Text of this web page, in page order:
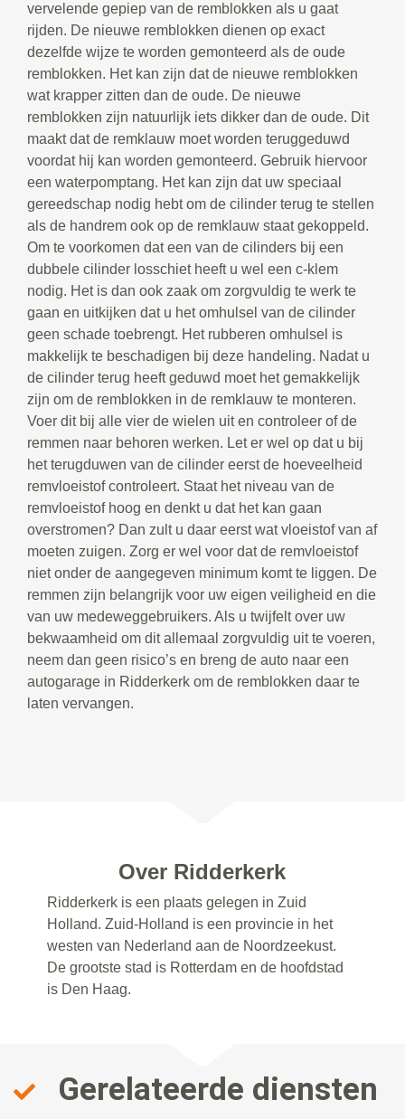
vervelende gepiep van de remblokken als u gaat
rijden. De nieuwe remblokken dienen op exact
dezelfde wijze te worden gemonteerd als de oude
remblokken. Het kan zijn dat de nieuwe remblokken
wat krapper zitten dan de oude. De nieuwe
remblokken zijn natuurlijk iets dikker dan de oude. Dit
maakt dat de remklauw moet worden teruggeduwd
voordat hij kan worden gemonteerd. Gebruik hiervoor
een waterpomptang. Het kan zijn dat uw speciaal
gereedschap nodig hebt om de cilinder terug te stellen
als de handrem ook op de remklauw staat gekoppeld.
Om te voorkomen dat een van de cilinders bij een
dubbele cilinder losschiet heeft u wel een c-klem
nodig. Het is dan ook zaak om zorgvuldig te werk te
gaan en uitkijken dat u het omhulsel van de cilinder
geen schade toebrengt. Het rubberen omhulsel is
makkelijk te beschadigen bij deze handeling. Nadat u
de cilinder terug heeft geduwd moet het gemakkelijk
zijn om de remblokken in de remklauw te monteren.
Voer dit bij alle vier de wielen uit en controleer of de
remmen naar behoren werken. Let er wel op dat u bij
het terugduwen van de cilinder eerst de hoeveelheid
remvloeistof controleert. Staat het niveau van de
remvloeistof hoog en denkt u dat het kan gaan
overstromen? Dan zult u daar eerst wat vloeistof van af
moeten zuigen. Zorg er wel voor dat de remvloeistof
niet onder de aangegeven minimum komt te liggen. De
remmen zijn belangrijk voor uw eigen veiligheid en die
van uw medeweggebruikers. Als u twijfelt over uw
bekwaamheid om dit allemaal zorgvuldig uit te voeren,
neem dan geen risico’s en breng de auto naar een
autogarage in Ridderkerk om de remblokken daar te
laten vervangen.
Over Ridderkerk
Ridderkerk is een plaats gelegen in Zuid
Holland. Zuid-Holland is een provincie in het
westen van Nederland aan de Noordzeekust.
De grootste stad is Rotterdam en de hoofdstad
is Den Haag.
Gerelateerde diensten